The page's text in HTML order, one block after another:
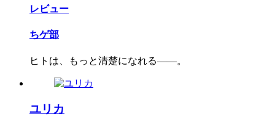
レビュー
ちゲ部
ヒトは、もっと清楚になれる――。
ユリカ